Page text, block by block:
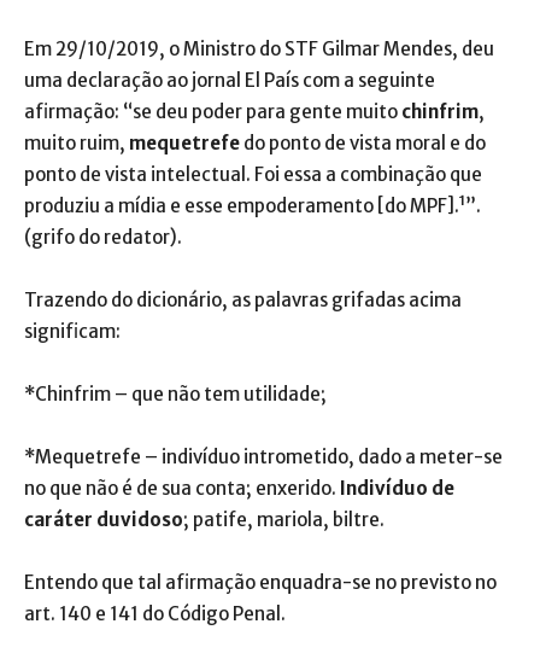
Em 29/10/2019, o Ministro do STF Gilmar Mendes, deu
uma declaração ao jornal El País com a seguinte
afirmação: “se deu poder para gente muito chinfrim,
muito ruim, mequetrefe do ponto de vista moral e do
ponto de vista intelectual. Foi essa a combinação que
produziu a mídia e esse empoderamento [do MPF].¹”.
(grifo do redator).
Trazendo do dicionário, as palavras grifadas acima
significam:
*Chinfrim – que não tem utilidade;
*Mequetrefe – indivíduo intrometido, dado a meter-se
no que não é de sua conta; enxerido. Indivíduo de
caráter duvidoso; patife, mariola, biltre.
Entendo que tal afirmação enquadra-se no previsto no
art. 140 e 141 do Código Penal.